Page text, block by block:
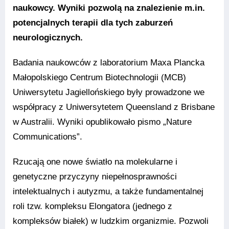
naukowcy. Wyniki pozwolą na znalezienie m.in.
potencjalnych terapii dla tych zaburzeń
neurologicznych.
Badania naukowców z laboratorium Maxa Plancka
Małopolskiego Centrum Biotechnologii (MCB)
Uniwersytetu Jagiellońskiego były prowadzone we
współpracy z Uniwersytetem Queensland z Brisbane
w Australii. Wyniki opublikowało pismo „Nature
Communications”.
Rzucają one nowe światło na molekularne i
genetyczne przyczyny niepełnosprawności
intelektualnych i autyzmu, a także fundamentalnej
roli tzw. kompleksu Elongatora (jednego z
kompleksów białek) w ludzkim organizmie. Pozwoli